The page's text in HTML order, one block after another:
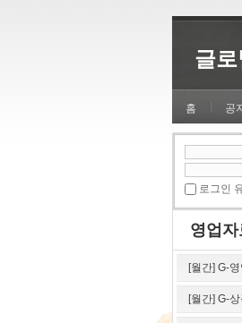
글
홈 공
로그인
영업자
[월간] G-
[월간] G-
Sketchbook5, 스
Sketchbook5, 스
Sketchbook5, 스
Sketchbook5, 스